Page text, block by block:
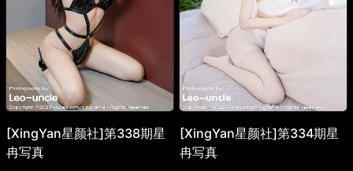
[XingYan星颜社]第338期星
冉写真
[XingYan星颜社]第334期星
冉写真